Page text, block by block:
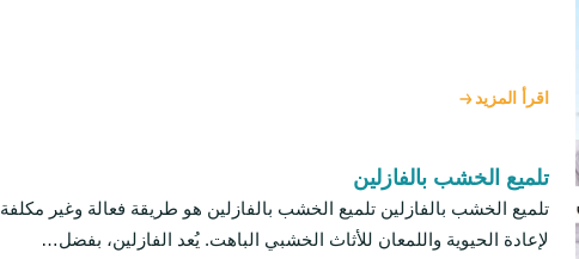
اقرأ المزيد
تلميع الخشب بالفازلين
تلميع الخشب بالفازلين تلميع الخشب بالفازلين هو طريقة فعالة وغير مكلفة
لإعادة الحيوية واللمعان للأثاث الخشبي الباهت. يُعد الفازلين، بفضل…